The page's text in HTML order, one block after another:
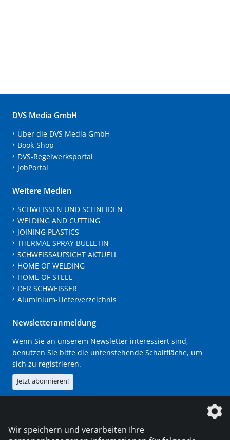
DVS Media GmbH
Über die DVS Media GmbH
Book-Shop
DVS-Regelwerksportal
JobPortal
Weitere Medien
SCHWEISSEN UND SCHNEIDEN
WELDING AND CUTTING
JOINING PLASTICS
THERMAL SPRAY BULLETIN
SCHWEISSAUFSICHT AKTUELL
HOME OF WELDING
HOME OF STEEL
DER SCHWEISSER
Aluminium-Lieferverzeichnis
Newsletteranmeldung
Wenn Sie an unserem Newsletter interessiert sind,
benutzen Sie bitte die untenstehende Schaltfläche, um
sich zu registrieren.
Jetzt abonnieren!
Wir speichern und verarbeiten Ihre